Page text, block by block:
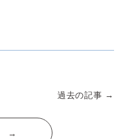
過去の記事 →
→